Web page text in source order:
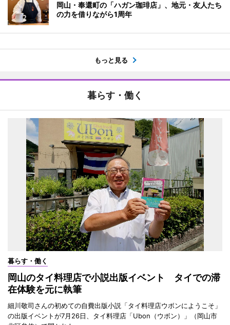
岡山・奉還町の「ハガン珈琲店」、地元・友人たち
の力を借りながら1周年
もっと見る
暮らす・働く
暮らす・働く
岡山のタイ料理店で小説出版イベント タイでの滞
在体験を元に執筆
細川敬司さんの初めての自費出版小説「タイ料理店ウボンにようこそ」
の出版イベントが7月26日、タイ料理店「Ubon（ウボン）」（岡山市